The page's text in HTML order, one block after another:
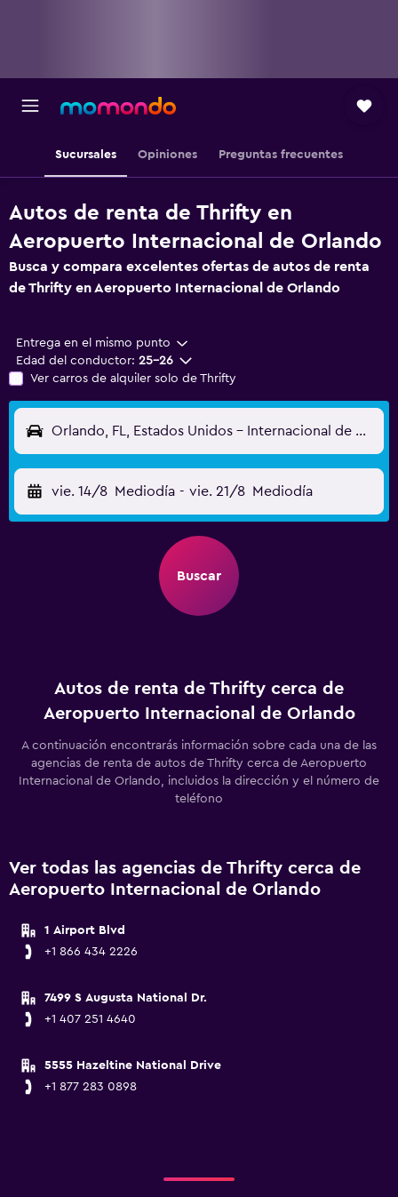
Sucursales Opiniones Preguntas frecuentes
Autos de renta de Thrifty en
Aeropuerto Internacional de Orlando
Busca y compara excelentes ofertas de autos de renta
de Thrifty en Aeropuerto Internacional de Orlando
Entrega en el mismo punto
Edad del conductor: 25-26
Ver carros de alquiler solo de Thrifty
Orlando, FL, Estados Unidos - Internacional de Orlando (MCO)
vie. 14/8 Mediodía - vie. 21/8 Mediodía
Buscar
Autos de renta de Thrifty cerca de
Aeropuerto Internacional de Orlando
A continuación encontrarás información sobre cada una de las
agencias de renta de autos de Thrifty cerca de Aeropuerto
Internacional de Orlando, incluidos la dirección y el número de
teléfono
Ver todas las agencias de Thrifty cerca de
Aeropuerto Internacional de Orlando
1 Airport Blvd
+1 866 434 2226
7499 S Augusta National Dr.
+1 407 251 4640
5555 Hazeltine National Drive
+1 877 283 0898